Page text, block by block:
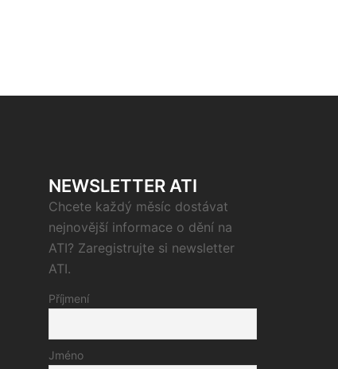
NEWSLETTER ATI
Chcete každý měsíc dostávat
nejnovější informace o dění na
ATI? Zaregistrujte si newsletter
ATI.
Příjmení
Jméno